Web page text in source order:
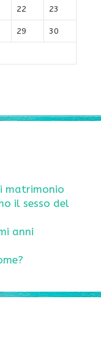
22 23
29 30
matrimonio
il sesso del
anni